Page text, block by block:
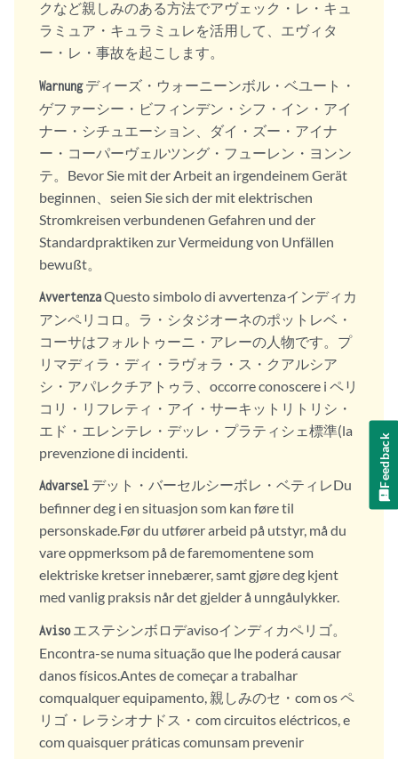
クなど親しみのある方法でアヴェック・レ・キュ
ラミュア・キュラミュレを活用して、エヴィタ
ー・レ・事故を起こします。
Warnungディーズ・ウォーニーンボル・ベユート・
ゲファーシー・ビフィンデン・シフ・イン・アイ
ナー・シチュエーション、ダイ・ズー・アイナ
ー・コーパーヴェルツング・フューレン・ヨンン
テ。Bevor Sie mit der Arbeit an irgendeinem Gerät
beginnen、seien Sie sich der mit elektrischen
Stromkreisen verbundenen Gefahren und der
Standardpraktiken zur Vermeidung von Unfällen
bewußt。
AvvertenzaQuesto simbolo di avvertenzaインディカ
アンペリコロ。ラ・シタジオーネのポットレベ・
コーサはフォルトゥーニ・アレーの人物です。プ
リマディラ・ディ・ラヴォラ・ス・クアルシア
シ・アパレクチアトゥラ、occorre conoscere i ペリ
コリ・リフレティ・アイ・サーキットリトリシ・
エド・エレンテレ・デッレ・プラティシェ標準(la
prevenzione di incidenti.
Advarsel デット・バーセルシーボレ・ベティレDu
befinner deg i en situasjon som kan føre til
personskade.Før du utfører arbeid på utstyr, må du
vare oppmerksom på de faremomentene som
elektriske kretser innebærer, samt gjøre deg kjent
med vanlig praksis når det gjelder å unngåulykker.
Avisoエステシンボロデavisoインディカペリゴ。
Encontra-se numa situação que lhe poderá causar
danos físicos.Antes de começar a trabalhar
comqualquer equipamento, 親しみのセ・com os ペ
リゴ・レラシオナドス・com circuitos eléctricos, e
com quaisquer práticas comunsam prevenir
Feedback